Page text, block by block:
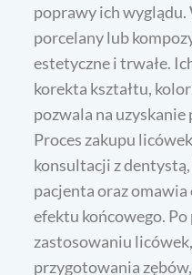
poprawy ich wyglądu.
porcelany lub
estetyczne i trwałe.
korekta kształtu,
pozwala na uzyskanie
Proces zakupu
konsultacji z
pacjenta oraz
efektu końcowego.
zastosowaniu
przygotowania